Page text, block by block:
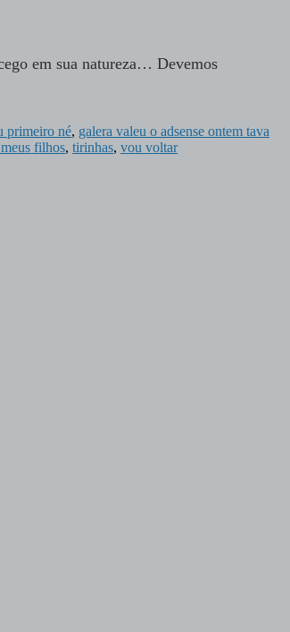
em sua natureza… Devemos
primeiro né, galera valeu o adsense ontem tava
filhos, tirinhas, vou voltar